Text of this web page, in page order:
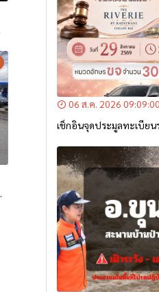
06 ส.ค. 2026 09:09:00
เช็กอินจุดประมูลทะเบียน